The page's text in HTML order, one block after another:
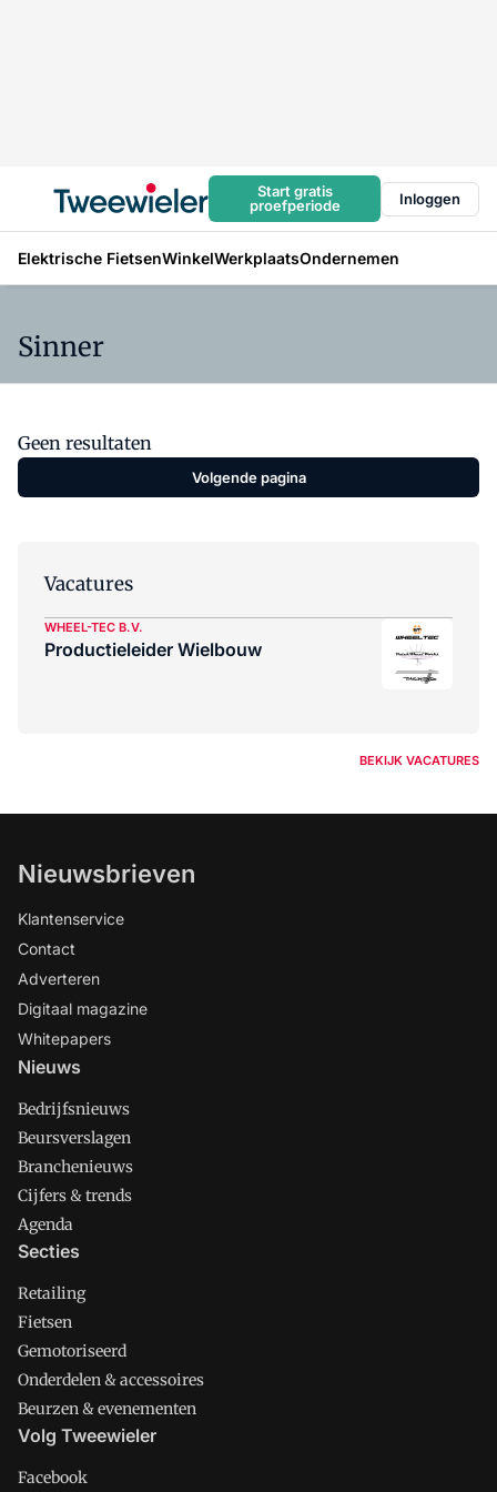
Start gratis
proefperiode
Inloggen
Elektrische FietsenWinkelWerkplaatsOndernemen
Sinner
Geen resultaten
Volgende pagina
Vacatures
WHEEL-TEC B.V.
Productieleider Wielbouw
BEKIJK VACATURES
Nieuwsbrieven
Klantenservice
Contact
Adverteren
Digitaal magazine
Whitepapers
Nieuws
Bedrijfsnieuws
Beursverslagen
Branchenieuws
Cijfers & trends
Agenda
Secties
Retailing
Fietsen
Gemotoriseerd
Onderdelen & accessoires
Beurzen & evenementen
Volg Tweewieler
Facebook